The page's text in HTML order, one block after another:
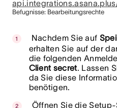
Befugnisse: Bearbeitungsrechte
Nachdem Sie auf
erhalten Sie auf der
die folgenden
Client secret. Lassen
da Sie diese
benötigen.
Öffnen Sie die